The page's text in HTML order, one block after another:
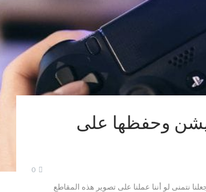
وحفظها على
0
نتمنى لو أننا عملنا على تصوير هذه المقاطع